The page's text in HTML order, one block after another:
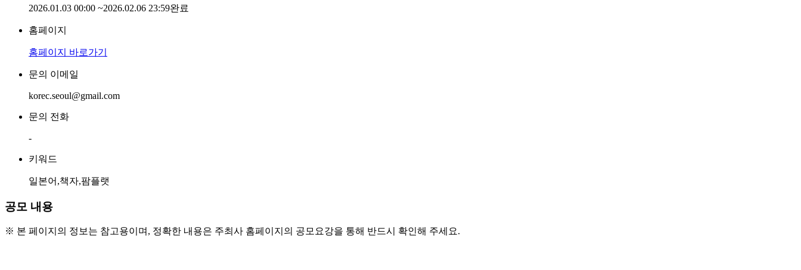
2026.01.03 00:00 ~2026.02.06 23:59완료
홈페이지
홈페이지 바로가기
문의 이메일
korec.seoul@gmail.com
문의 전화
-
키워드
일본어,책자,팜플랫
공모 내용
※ 본 페이지의 정보는 참고용이며, 정확한 내용은 주최사 홈페이지의 공모요강을 통해 반드시 확인해 주세요.